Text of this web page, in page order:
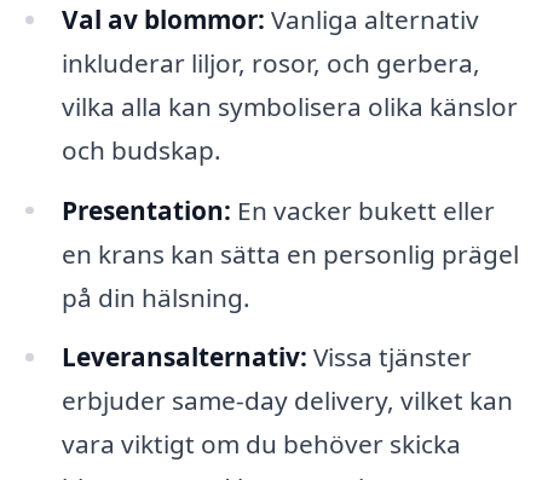
Val av blommor: Vanliga alternativ
inkluderar liljor, rosor, och gerbera,
vilka alla kan symbolisera olika känslor
och budskap.
Presentation: En vacker bukett eller
en krans kan sätta en personlig prägel
på din hälsning.
Leveransalternativ: Vissa tjänster
erbjuder same-day delivery, vilket kan
vara viktigt om du behöver skicka